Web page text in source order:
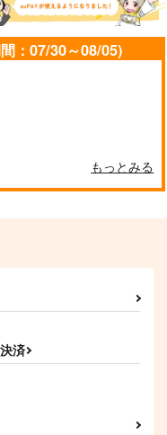
か
：07/30～08/05)
もっとみる
済